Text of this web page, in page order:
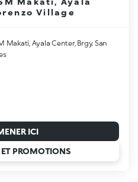
Village
Ayala Center, Brgy. San
ICI
PROMOTIONS